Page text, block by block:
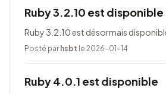
Ruby 3.2.10 est disponible
Ruby 3.2.10 est désormais
Posté par hsbt le 2026-01-14
Ruby 4.0.1 est disponible